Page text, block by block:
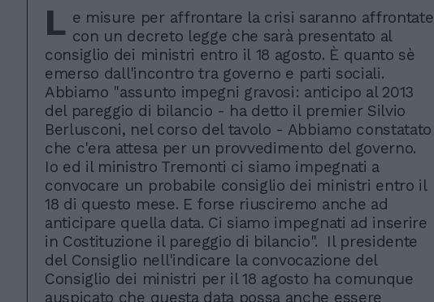
L e misure per affrontare la crisi saranno affrontate
con un decreto legge che sarà presentato al
consiglio dei ministri entro il 18 agosto. È quanto sè
emerso dall'incontro tra governo e parti sociali.
Abbiamo "assunto impegni gravosi: anticipo al 2013
del pareggio di bilancio - ha detto il premier Silvio
Berlusconi, nel corso del tavolo - Abbiamo constatato
che c'era attesa per un provvedimento del governo.
Io ed il ministro Tremonti ci siamo impegnati a
convocare un probabile consiglio dei ministri entro il
18 di questo mese. E forse riusciremo anche ad
anticipare quella data. Ci siamo impegnati ad inserire
in Costituzione il pareggio di bilancio". Il presidente
del Consiglio nell'indicare la convocazione del
Consiglio dei ministri per il 18 agosto ha comunque
auspicato che questa data possa anche essere
Rudy Giuliani a Come States?
Trump, Meloni e la strategia
americana